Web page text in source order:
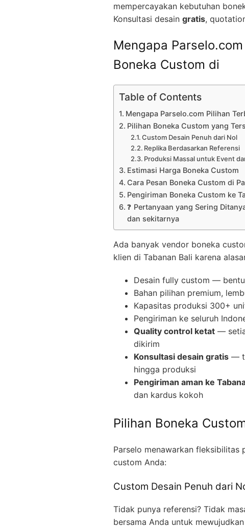
mempercayakan kebutuhan
Konsultasi desain gratis,
Mengapa
Boneka Custom di
Table of Contents
Mengapa Parselo.com Pilihan
Pilihan Boneka Custom yang
Custom Desain Penuh dari Nol
Replika Berdasarkan Referensi
Produksi Massal untuk Event
Estimasi Harga Boneka Custom
Cara Pesan Boneka Custom di
Pengiriman Boneka Custom ke
❓ Pertanyaan yang Sering
dan sekitarnya
Ada banyak vendor boneka
klien di Tabanan Bali karena
Desain fully custom —
Bahan pilihan premium,
Kapasitas produksi 300+
Pengiriman ke seluruh
Quality control ketat —
dikirim
Konsultasi desain gratis —
hingga produksi
Pengiriman aman ke
dan kardus kokoh
Pilihan Boneka
Parselo menawarkan fleksibilitas
custom Anda:
Custom Desain Penuh dari
Tidak punya referensi? Tidak
bersama Anda untuk